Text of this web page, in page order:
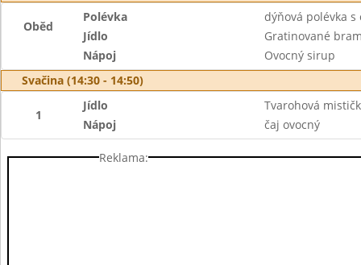
Oběd
Polévka
dýňová polévka s
Jídlo
Gratinované
Nápoj
Ovocný sirup
Svačina (14:30 - 14:50)
1
Jídlo
Tvarohová
Nápoj
čaj ovocný
Reklama: